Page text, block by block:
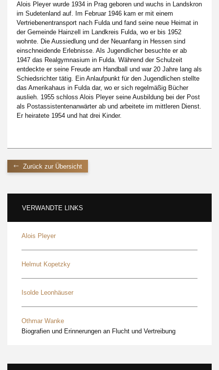
Impressum
Alois Pleyer wurde 1934 in Prag geboren und wuchs in Landskron
im Sudetenland auf. Im Februar 1946 kam er mit einem
Vertriebenentransport nach Fulda und fand seine neue Heimat in
der Gemeinde Hainzell im Landkreis Fulda, wo er bis 1952
wohnte. Die Aussiedlung und der Neuanfang in Hessen sind
einschneidende Erlebnisse. Als Jugendlicher besuchte er ab
1947 das Realgymnasium in Fulda. Während der Schulzeit
entdeckte er seine Freude am Handball und war 20 Jahre lang als
Schiedsrichter tätig. Ein Anlaufpunkt für den Jugendlichen stellte
das Amerikahaus in Fulda dar, wo er sich regelmäßig Bücher
auslieh. 1955 schloss Alois Pleyer seine Ausbildung bei der Post
als Postassistentenanwärter ab und arbeitete im mittleren Dienst.
Er heiratete 1954 und hat drei Kinder.
Zurück zur Übersicht
VERWANDTE LINKS
Alois Pleyer
Helmut Kopetzky
Isolde Leonhäuser
Othmar Wanke
Biografien und Erinnerungen an Flucht und Vertreibung